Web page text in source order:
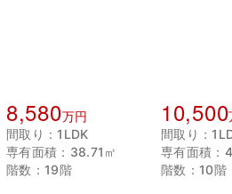
8,580万円
間取り：1LDK
専有面積：38.71㎡
階数：19階
10,500
間取り：
専有面積：
階数：10階